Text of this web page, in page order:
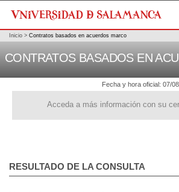
Fecha y hora oficial: 07/
Acceda a más información con su
Inicio > Contratos basados en acuerdos marco
CONTRATOS BASADOS EN
RESULTADO DE LA CONSULTA